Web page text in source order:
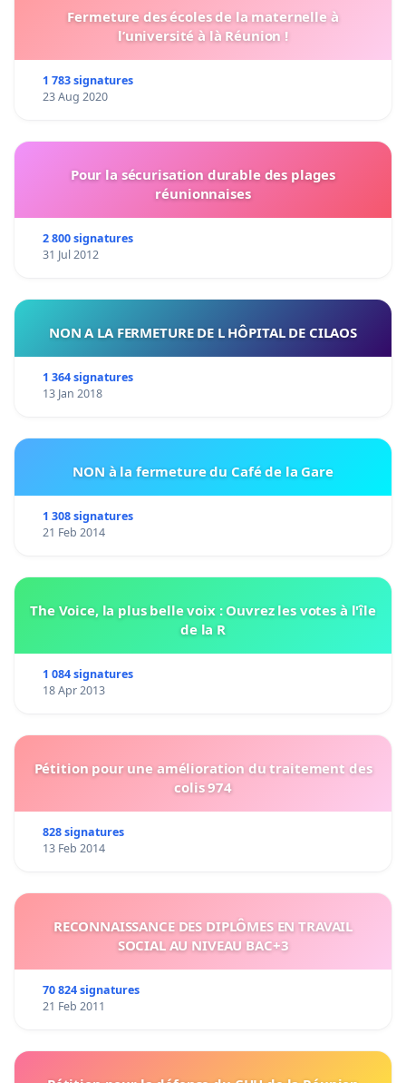
Fermeture des écoles de la maternelle à
l’université à là Réunion !
1 783 signatures
23 Aug 2020
Pour la sécurisation durable des plages
réunionnaises
2 800 signatures
31 Jul 2012
NON A LA FERMETURE DE L HÔPITAL DE CILAOS
1 364 signatures
13 Jan 2018
NON à la fermeture du Café de la Gare
1 308 signatures
21 Feb 2014
The Voice, la plus belle voix : Ouvrez les votes à l'île
de la R
1 084 signatures
18 Apr 2013
Pétition pour une amélioration du traitement des
colis 974
828 signatures
13 Feb 2014
RECONNAISSANCE DES DIPLÔMES EN TRAVAIL
SOCIAL AU NIVEAU BAC+3
70 824 signatures
21 Feb 2011